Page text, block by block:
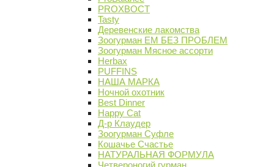
PROХВОСТ
Tasty
Деревенские лакомства
Зоогурман ЕМ БЕЗ ПРОБЛЕМ
Зоогурман Мясное ассорти
Herbax
PUFFINS
НАША МАРКА
Ночной охотник
Best Dinner
Happy Cat
Д-р Клаудер
Зоогурман Суфле
Кошачье Счастье
НАТУРАЛЬНАЯ ФОРМУЛА
Четвероногий гурман